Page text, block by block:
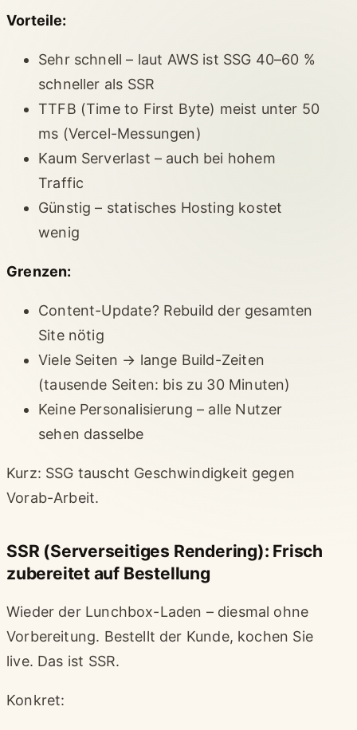
Vorteile:
Sehr schnell – laut AWS ist SSG 40–60 %
schneller als SSR
TTFB (Time to First Byte) meist unter 50
ms (Vercel-Messungen)
Kaum Serverlast – auch bei hohem
Traffic
Günstig – statisches Hosting kostet
wenig
Grenzen:
Content-Update? Rebuild der gesamten
Site nötig
Viele Seiten → lange Build-Zeiten
(tausende Seiten: bis zu 30 Minuten)
Keine Personalisierung – alle Nutzer
sehen dasselbe
Kurz: SSG tauscht Geschwindigkeit gegen
Vorab-Arbeit.
SSR (Serverseitiges Rendering): Frisch
zubereitet auf Bestellung
Wieder der Lunchbox-Laden – diesmal ohne
Vorbereitung. Bestellt der Kunde, kochen Sie
live. Das ist SSR.
Konkret: